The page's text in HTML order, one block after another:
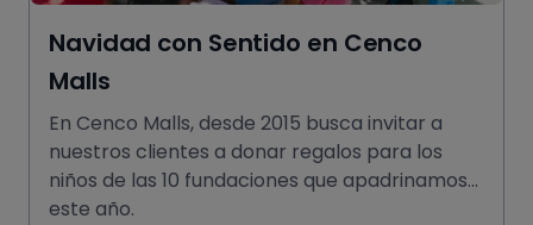
Navidad con Sentido en Cenco
Malls
En Cenco Malls, desde 2015 busca invitar a
nuestros clientes a donar regalos para los
niños de las 10 fundaciones que apadrinamos
este año.